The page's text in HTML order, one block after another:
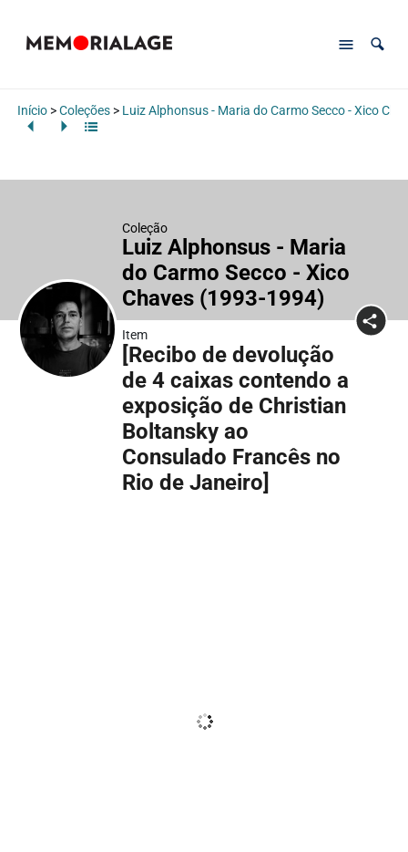
Início>Coleções> Luiz Alphonsus - Maria do Carmo Secco - Xico
Coleção
Luiz Alphonsus - Maria
do Carmo Secco - Xico
Chaves (1993-1994)
Item
[Recibo de devolução
de 4 caixas contendo a
exposição de Christian
Boltansky ao
Consulado Francês no
Rio de Janeiro]